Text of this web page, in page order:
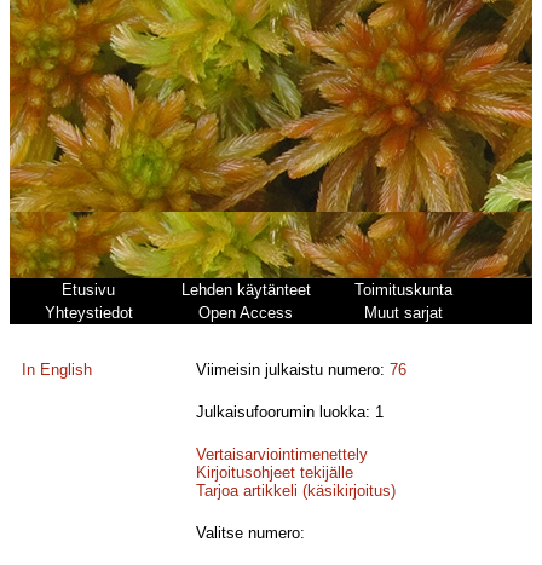
Etusivu Lehden käytänteet
Toimituskunta
Yhteystiedot
Open Access Muut sarjat
In English Viimeisin julkaistu numero:76
Julkaisufoorumin luokka: 1
Vertaisarviointimenettely
Kirjoitusohjeet tekijälle
Tarjoa artikkeli (käsikirjoitus)
Valitse numero: